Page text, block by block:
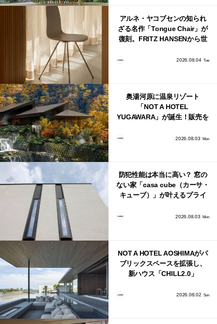
アルネ・ヤコブセンの知られ
ざる名作「Tongue Chair」が
復刻。FRITZ HANSENから世
2026.08.04 Tue
奥湯河原に温泉リゾート
「NOT A HOTEL
YUGAWARA」が誕生！販売を
2026.08.03 Mon
防犯性能は本当に高い？ 窓の
ない家「casa cube（カーサ・
キューブ）」が叶えるプライ
2026.08.03 Mon
NOT A HOTEL AOSHIMAがパ
ブリックスペースを拡張し、
新ハウス「CHILL2.0」
2026.08.02 Sun